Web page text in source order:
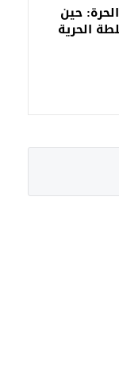
حين
الحرية